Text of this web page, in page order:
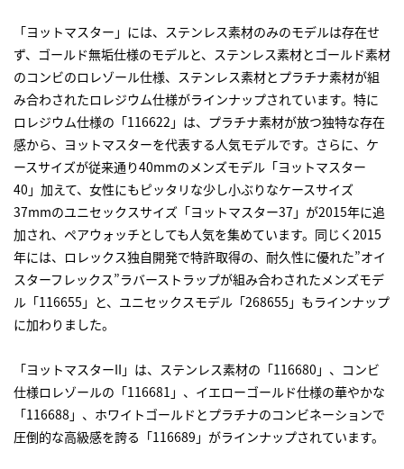
「ヨットマスター」には、ステンレス素材のみのモデルは存在せ
ず、ゴールド無垢仕様のモデルと、ステンレス素材とゴールド素材
のコンビのロレゾール仕様、ステンレス素材とプラチナ素材が組
み合わされたロレジウム仕様がラインナップされています。特に
ロレジウム仕様の「116622」は、プラチナ素材が放つ独特な存在
感から、ヨットマスターを代表する人気モデルです。さらに、ケ
ースサイズが従来通り40mmのメンズモデル「ヨットマスター
40」加えて、女性にもピッタリな少し小ぶりなケースサイズ
37mmのユニセックスサイズ「ヨットマスター37」が2015年に追
加され、ペアウォッチとしても人気を集めています。同じく2015
年には、ロレックス独自開発で特許取得の、耐久性に優れた”オイ
スターフレックス”ラバーストラップが組み合わされたメンズモデ
ル「116655」と、ユニセックスモデル「268655」もラインナップ
に加わりました。
「ヨットマスターII」は、ステンレス素材の「116680」、コンビ
仕様ロレゾールの「116681」、イエローゴールド仕様の華やかな
「116688」、ホワイトゴールドとプラチナのコンビネーションで
圧倒的な高級感を誇る「116689」がラインナップされています。